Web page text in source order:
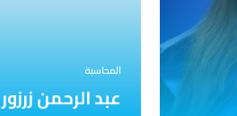
المحاسبة
عبد الرحمن زرزور